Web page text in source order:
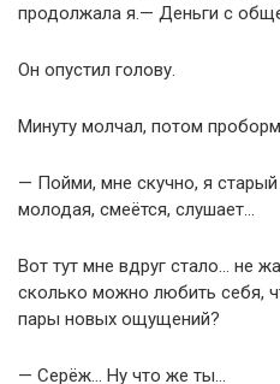
продолжала я.— Деньги с
Он опустил голову.
Минуту молчал, потом
— Пойми, мне скучно, я
молодая, смеётся, слушает…
Вот тут мне вдруг стало… не
сколько можно любить себя,
пары новых ощущений?
— Серёж… Ну что же ты…